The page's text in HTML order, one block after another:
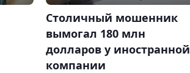
Столичный мошенник
вымогал 180 млн
долларов у иностранной
компании